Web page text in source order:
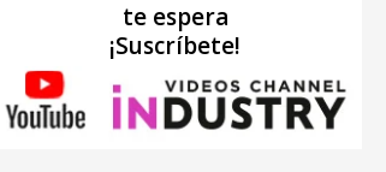
te espera
¡Suscríbete!